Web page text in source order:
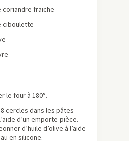
coriandre fraiche
ciboulette
le four à 180°.
cercles dans les pâtes
d’un emporte-pièce.
d’huile d’olive à l’aide
en silicone.